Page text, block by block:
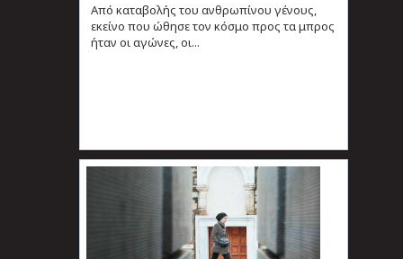
Από καταβολής του ανθρωπίνου γένους,
εκείνο που ώθησε τον κόσμο προς τα μπρος
ήταν οι αγώνες, οι...